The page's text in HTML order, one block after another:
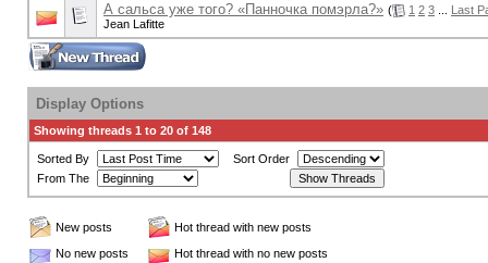
А сальса уже того? «Панночка помэрла?» ( 1 2 3
Last
Jean Lafitte
Display Options
Showing threads 1 to 20 of 148
Sorted By
Sort Order
From The
New posts
Hot thread with new posts
No new posts
Hot thread with no new posts